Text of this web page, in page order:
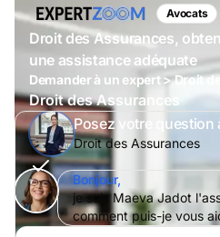
Avocats
Droit des Assurances,
une assistance adéquate
Demander à un expert > Droit
Droit des Assurances
Posez votre question
Droit des Assurances
Bonjour,
je suis Maeva Jadot
comment puis-je vous